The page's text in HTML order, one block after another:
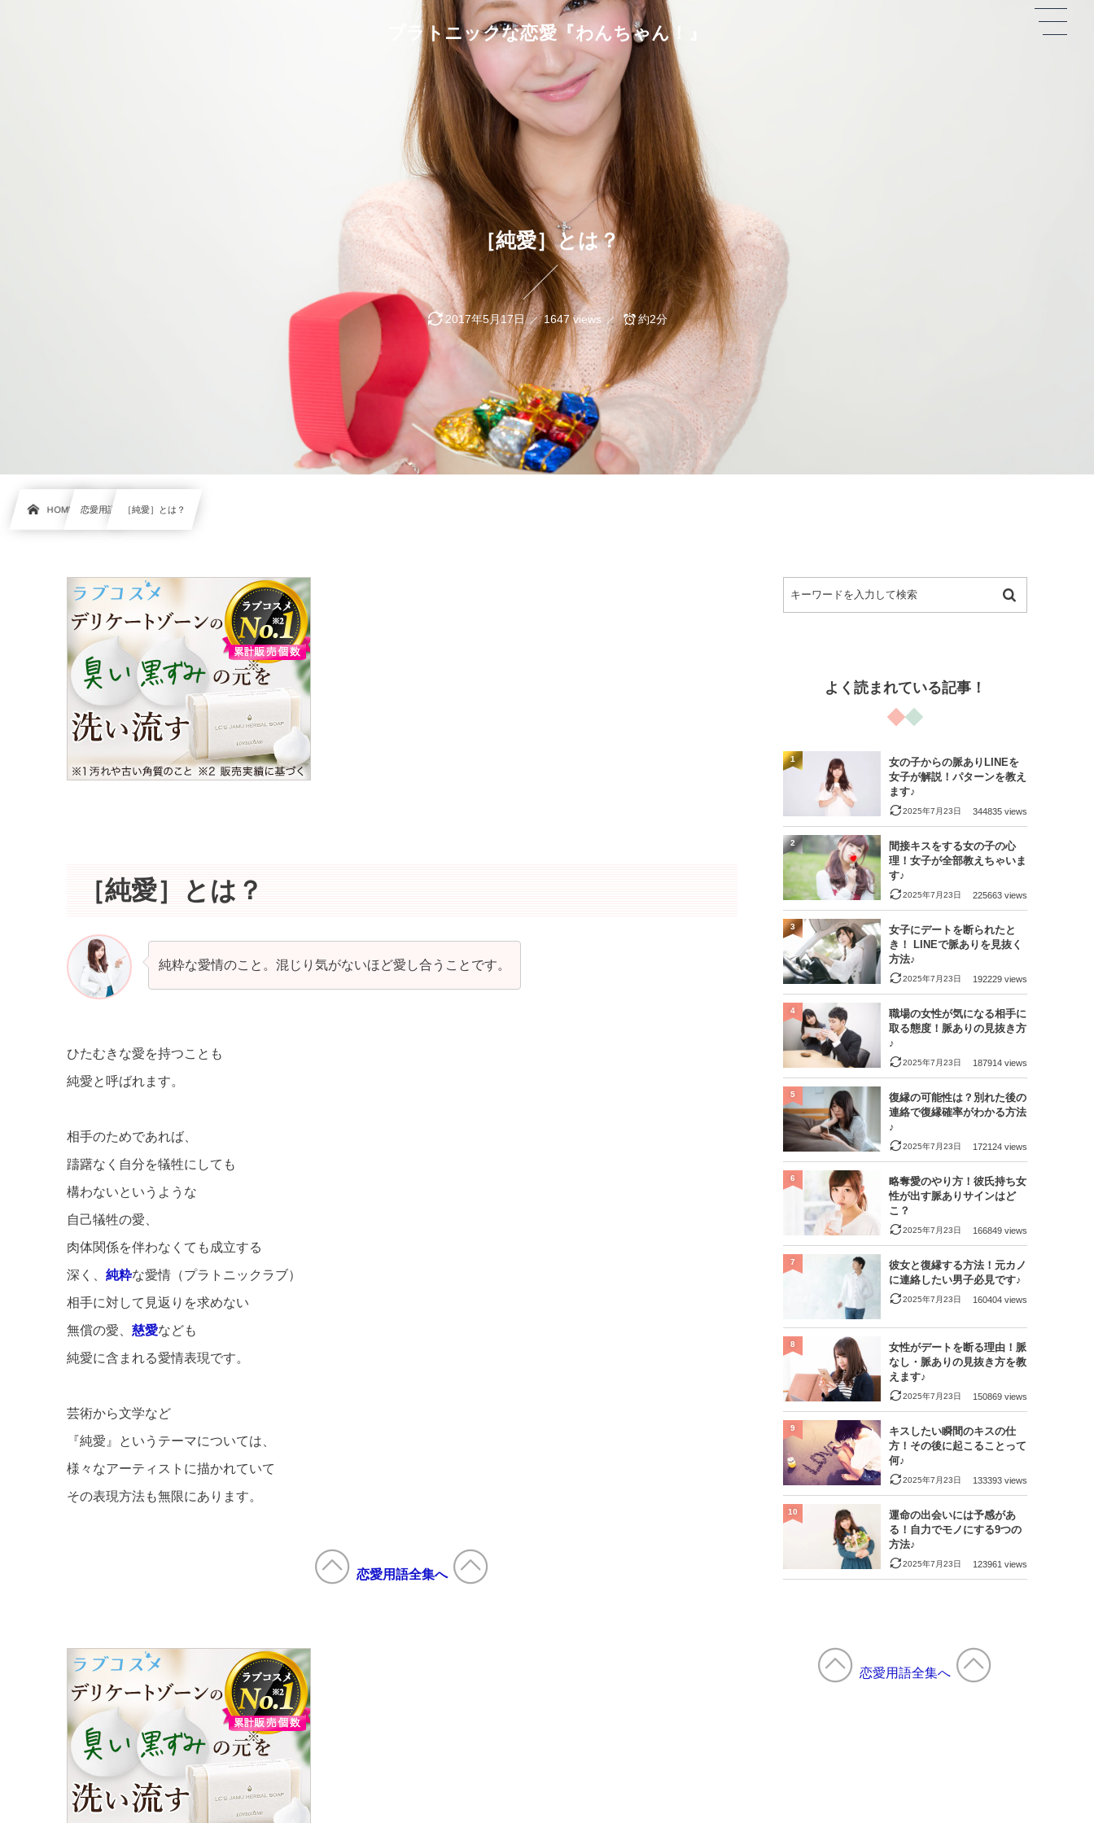
プラトニックな恋愛『わんちゃん！』
［純愛］とは？
2017年5月17日 1647 views 約2分
HOME 恋愛用語 ［純愛］とは？
［純愛］とは？
純粋な愛情のこと。混じり気がないほど愛し合うことです。
ひたむきな愛を持つことも
純愛と呼ばれます。
相手のためであれば、
躊躇なく自分を犠牲にしても
構わないというような
自己犠牲の愛、
肉体関係を伴わなくても成立する
深く、 純粋な愛情（プラトニックラブ）
相手に対して見返りを求めない
無償の愛、 慈愛なども
純愛に含まれる愛情表現です。
芸術から文学など
『純愛』というテーマについては、
様々なアーティストに描かれていて
その表現方法も無限にあります。
恋愛用語全集へ
よく読まれている記事！
女の子からの脈ありLINEを
女子が解説！パターンを教え
ます♪
2025年7月23日 344835 views
1
間接キスをする女の子の心
理！女子が全部教えちゃいま
す♪
2025年7月23日 225663 views
2
女子にデートを断られたと
き！ LINEで脈ありを見抜く
方法♪
2025年7月23日 192229 views
3
職場の女性が気になる相手に
取る態度！脈ありの見抜き方
♪
2025年7月23日 187914 views
4
復縁の可能性は？別れた後の
連絡で復縁確率がわかる方法
♪
2025年7月23日 172124 views
5
略奪愛のやり方！彼氏持ち女
性が出す脈ありサインはど
こ？
2025年7月23日 166849 views
6
彼女と復縁する方法！元カノ
に連絡したい男子必見です♪
2025年7月23日 160404 views
7
女性がデートを断る理由！脈
なし・脈ありの見抜き方を教
えます♪
2025年7月23日 150869 views
8
キスしたい瞬間のキスの仕
方！その後に起こることって
何♪
2025年7月23日 133393 views
9
運命の出会いには予感があ
る！自力でモノにする9つの
方法♪
2025年7月23日 123961 views
10
恋愛用語全集へ